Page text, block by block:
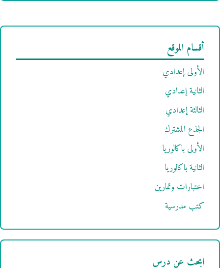
أقسام الموقع
الأولى إعدادي
الثانية إعدادي
الثالثة إعدادي
الجذع المشترك
الأولى باكالوريا
الثانية باكالوريا
اختبارات وتمارين
كتب مدرسية
ابحث عن درس